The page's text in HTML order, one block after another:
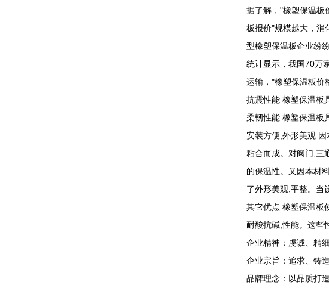
据了解，"橡塑保温板
板报价"规模越大，消
型橡塑保温板企业纷
统计显示，我国70万
运输，"橡塑保温板价
抗震性能 橡塑保温板
柔韧性能 橡塑保温板
安装方便,外形美观
粘合而成。对阀门,三
的保温性。又因本材
了外形美观,平整。当
其它优点 橡塑保温板
耐酸抗碱,性能。这些
企业精神：虔诚、精
企业宗旨：追求、铸
品牌理念：以品质打